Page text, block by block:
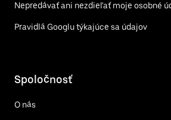
Nepredávať ani nezdieľať moje osobné
Pravidlá Googlu týkajúce sa údajov
Spoločnosť
O nás